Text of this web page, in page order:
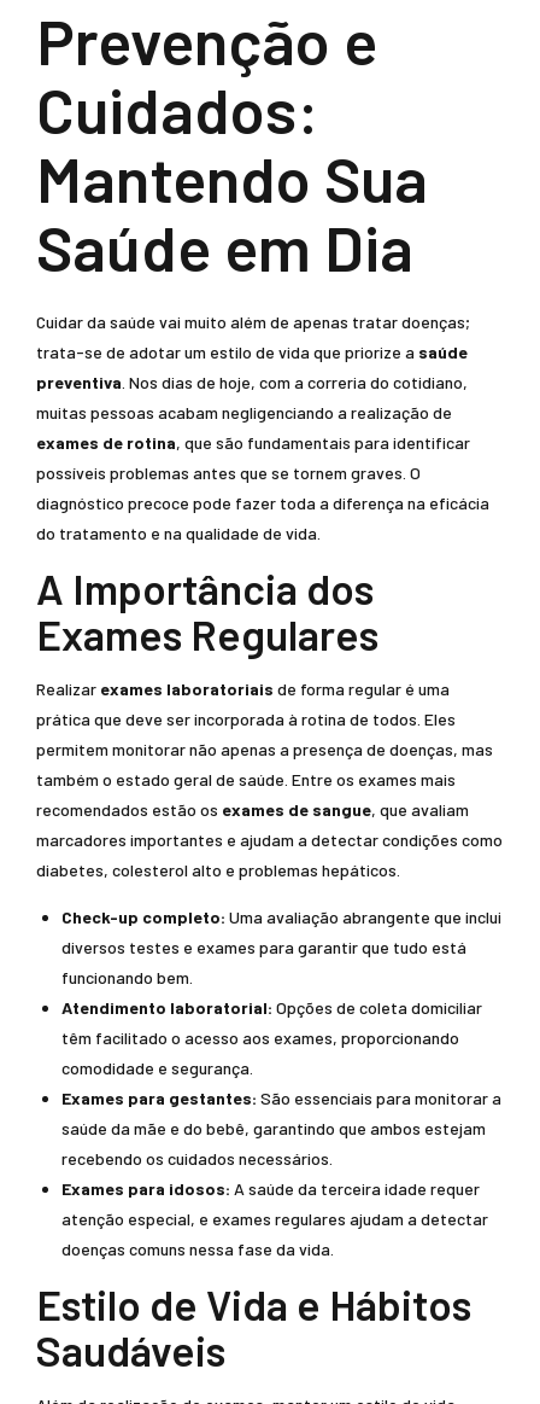
Prevenção e
Cuidados:
Mantendo Sua
Saúde em Dia
Cuidar da saúde vai muito além de apenas tratar doenças;
trata-se de adotar um estilo de vida que priorize a saúde
preventiva . Nos dias de hoje, com a correria do cotidiano,
muitas pessoas acabam negligenciando a realização de
exames de rotina, que são fundamentais para identificar
possíveis problemas antes que se tornem graves. O
diagnóstico precoce pode fazer toda a diferença na eficácia
do tratamento e na qualidade de vida.
A Importância dos
Exames Regulares
Realizar exames laboratoriais de forma regular é uma
prática que deve ser incorporada à rotina de todos. Eles
permitem monitorar não apenas a presença de doenças, mas
também o estado geral de saúde. Entre os exames mais
recomendados estão os exames de sangue, que avaliam
marcadores importantes e ajudam a detectar condições como
diabetes, colesterol alto e problemas hepáticos.
Check-up completo: Uma avaliação abrangente que inclui
diversos testes e exames para garantir que tudo está
funcionando bem.
Atendimento laboratorial: Opções de coleta domiciliar
têm facilitado o acesso aos exames, proporcionando
comodidade e segurança.
Exames para gestantes: São essenciais para monitorar a
saúde da mãe e do bebê, garantindo que ambos estejam
recebendo os cuidados necessários.
Exames para idosos: A saúde da terceira idade requer
atenção especial, e exames regulares ajudam a detectar
doenças comuns nessa fase da vida.
Estilo de Vida e Hábitos
Saudáveis